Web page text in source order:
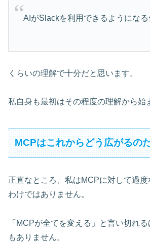
AIがSlackを利用できるようになる
くらいの理解で十分だと思います。
私自身も最初はその程度の理解から始
MCPはこれからどう広がるの
正直なところ、私はMCPに対して過
わけではありません。
「MCPが全てを変える」と言い切れ
もありません。